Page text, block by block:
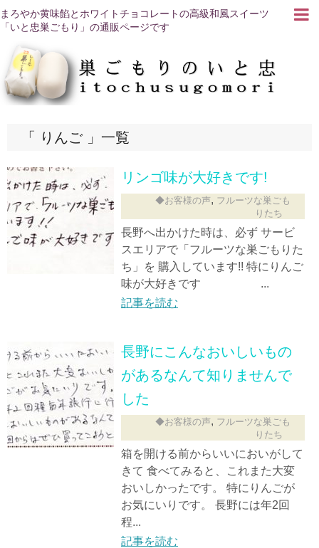
まろやか黄味餡とホワイトチョコレートの高級和風スイーツ
「いと忠巣ごもり」の通販ページです
りんご 一覧
リンゴ味が大好きです!
◆お客様の声, フルーツな巣ごも
りたち
長野へ出かけた時は、必ず サービ
スエリアで「フルーツな巣ごもりた
ち」を 購入しています!! 特にりんご
味が大好きです ...
記事を読む
長野にこんなおいしいもの
があるなんて知りませんで
した
◆お客様の声, フルーツな巣ごも
りたち
箱を開ける前からいいにおいがして
きて 食べてみると、これまた大変
おいしかったです。 特にりんごが
お気にいりです。 長野には年2回
程...
記事を読む